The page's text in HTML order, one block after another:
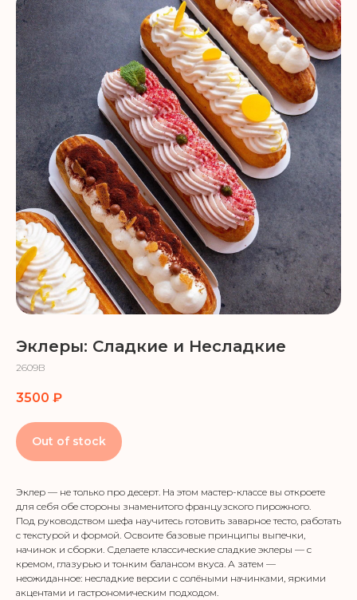
Эклеры: Сладкие и Несладкие
2609В
3500 ₽
Out of stock
Эклер — не только про десерт. На этом мастер-классе вы откроете
для себя обе стороны знаменитого французского пирожного.
Под руководством шефа научитесь готовить заварное тесто, работать
с текстурой и формой. Освоите базовые принципы выпечки,
начинок и сборки. Сделаете классические сладкие эклеры — с
кремом, глазурью и тонким балансом вкуса. А затем —
неожиданное: несладкие версии с солёными начинками, яркими
акцентами и гастрономическим подходом.